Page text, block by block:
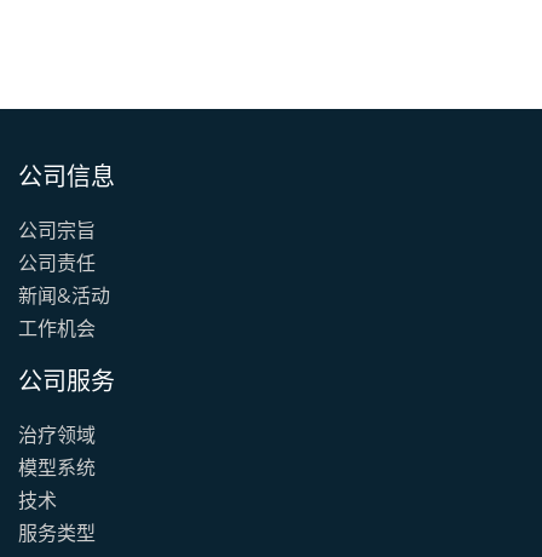
公司信息
公司宗旨
公司责任
新闻&活动
工作机会
公司服务
治疗领域
模型系统
技术
服务类型